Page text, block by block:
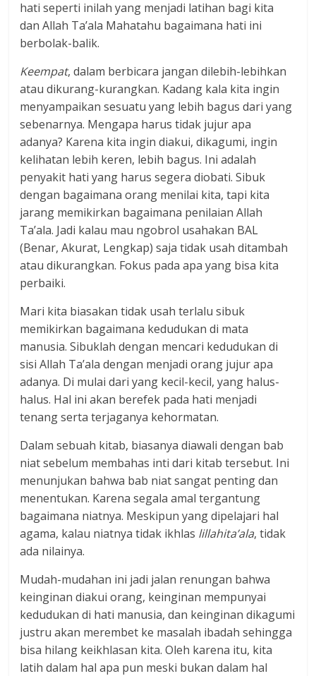
hati seperti inilah yang menjadi latihan bagi kita
dan Allah Ta’ala Mahatahu bagaimana hati ini
berbolak-balik.
Keempat, dalam berbicara jangan dilebih-lebihkan
atau dikurang-kurangkan. Kadang kala kita ingin
menyampaikan sesuatu yang lebih bagus dari yang
sebenarnya. Mengapa harus tidak jujur apa
adanya? Karena kita ingin diakui, dikagumi, ingin
kelihatan lebih keren, lebih bagus. Ini adalah
penyakit hati yang harus segera diobati. Sibuk
dengan bagaimana orang menilai kita, tapi kita
jarang memikirkan bagaimana penilaian Allah
Ta’ala. Jadi kalau mau ngobrol usahakan BAL
(Benar, Akurat, Lengkap) saja tidak usah ditambah
atau dikurangkan. Fokus pada apa yang bisa kita
perbaiki.
Mari kita biasakan tidak usah terlalu sibuk
memikirkan bagaimana kedudukan di mata
manusia. Sibuklah dengan mencari kedudukan di
sisi Allah Ta’ala dengan menjadi orang jujur apa
adanya. Di mulai dari yang kecil-kecil, yang halus-
halus. Hal ini akan berefek pada hati menjadi
tenang serta terjaganya kehormatan.
Dalam sebuah kitab, biasanya diawali dengan bab
niat sebelum membahas inti dari kitab tersebut. Ini
menunjukan bahwa bab niat sangat penting dan
menentukan. Karena segala amal tergantung
bagaimana niatnya. Meskipun yang dipelajari hal
agama, kalau niatnya tidak ikhlas lillahita’ala, tidak
ada nilainya.
Mudah-mudahan ini jadi jalan renungan bahwa
keinginan diakui orang, keinginan mempunyai
kedudukan di hati manusia, dan keinginan dikagumi
justru akan merembet ke masalah ibadah sehingga
bisa hilang keikhlasan kita. Oleh karena itu, kita
latih dalam hal apa pun meski bukan dalam hal